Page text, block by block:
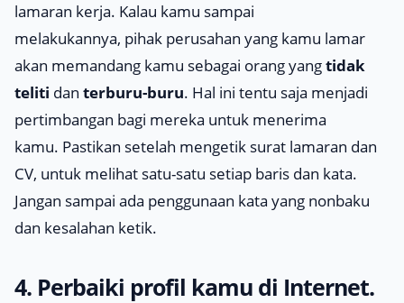
lamaran kerja. Kalau kamu sampai
melakukannya, pihak perusahan yang kamu lamar
akan memandang kamu sebagai orang yangtidak
teliti dan terburu-buru. Hal ini tentu saja menjadi
pertimbangan bagi mereka untuk menerima
kamu. Pastikan setelah mengetik surat lamaran dan
CV, untuk melihat satu-satu setiap baris dan kata.
Jangan sampai ada penggunaan kata yang nonbaku
dan kesalahan ketik.
4. Perbaiki profil kamu di Internet.